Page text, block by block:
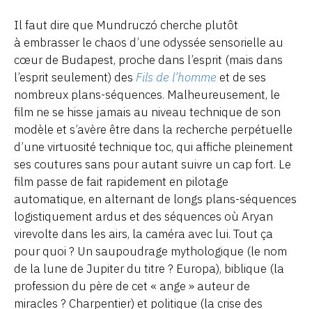
Il faut dire que Mundruczó cherche plutôt
à embrasser le chaos d’une odyssée sensorielle au
cœur de Budapest, proche dans l’esprit (mais dans
l’esprit seulement) des Fils de l’homme et de ses
nombreux plans-séquences. Malheureusement, le
film ne se hisse jamais au niveau technique de son
modèle et s’avère être dans la recherche perpétuelle
d’une virtuosité technique toc, qui affiche pleinement
ses coutures sans pour autant suivre un cap fort. Le
film passe de fait rapidement en pilotage
automatique, en alternant de longs plans-séquences
logistiquement ardus et des séquences où Aryan
virevolte dans les airs, la caméra avec lui. Tout ça
pour quoi ? Un saupoudrage mythologique (le nom
de la lune de Jupiter du titre ? Europa), biblique (la
profession du père de cet « ange » auteur de
miracles ? Charpentier) et politique (la crise des